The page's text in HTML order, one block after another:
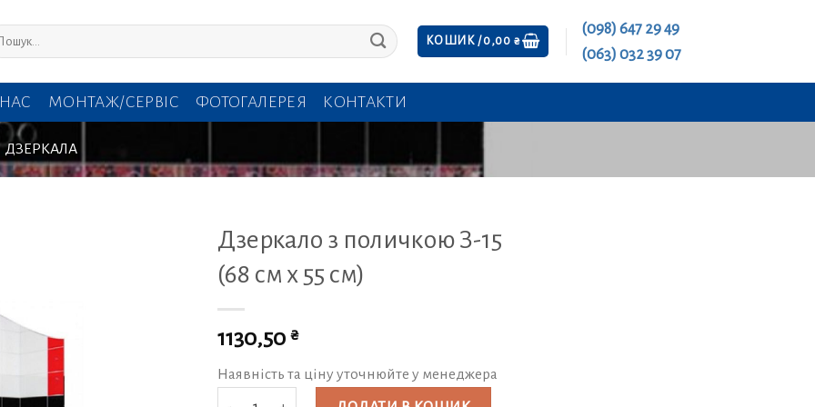
КОШИК /0,00 ₴
(098) 647 29 49
(063) 032 39 07
МОНТАЖ/СЕРВІС ФОТОГАЛЕРЕЯ КОНТАКТИ
ДЗЕРКАЛА
Дзеркало з поличкою З-15
(68 см х 55 см)
1130,50 ₴
Наявність та ціну уточнюйте у менеджера
Дзеркало з поличкою З-15 (68 см х 55 см) кількість